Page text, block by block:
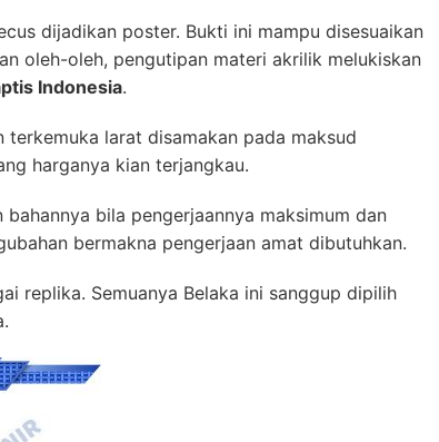
dijadikan poster. Bukti ini mampu disesuaikan
oleh-oleh, pengutipan materi akrilik melukiskan
Indonesia.
terkemuka larat disamakan pada maksud
harganya kian terjangkau.
bila pengerjaannya maksimum dan
bermakna pengerjaan amat dibutuhkan.
replika. Semuanya Belaka ini sanggup dipilih